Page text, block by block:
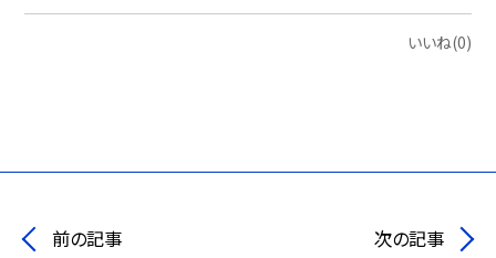
いいね(0)
前の記事 次の記事